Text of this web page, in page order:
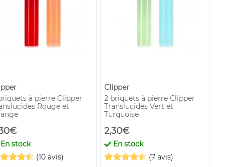
à pierre Clipper
Rouge et
En stock
(10 avis)
Clipper
2 briquets à pierre Clipper
Translucides Vert et
Turquoise
2,30€
En stock
(7 avis)